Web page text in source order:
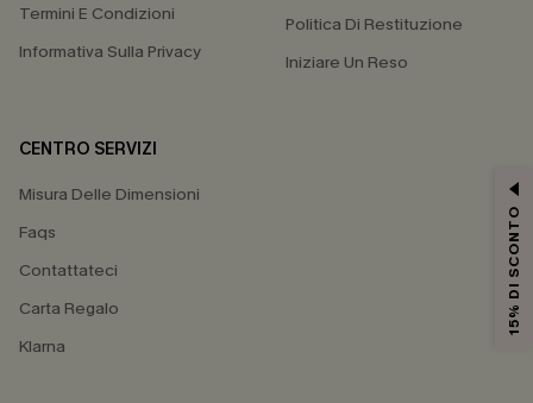
Termini E Condizioni
Informativa Sulla Privacy
Politica Di Restituzione
Iniziare Un Reso
CENTRO SERVIZI
Misura Delle Dimensioni
Faqs
Contattateci
Carta Regalo
Klarna
15% DI SCONTO